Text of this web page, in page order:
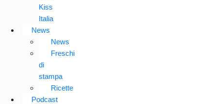
Kiss
Italia
News
News
Freschi
di
stampa
Ricette
Podcast